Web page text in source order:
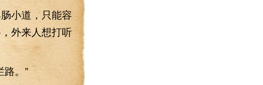
小道，只能容
外来人想打听
。”